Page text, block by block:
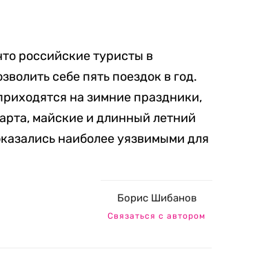
российские туристы в
себе пять поездок в год.
на зимние праздники,
майские и длинный летний
наиболее уязвимыми для
Борис Шибанов
Связаться с автором